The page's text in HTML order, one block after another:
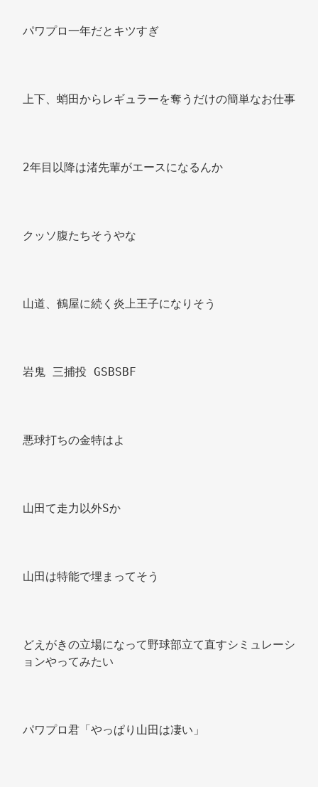
パワプロ一年だとキツすぎ
2年目以降は渚先輩がエースになるんか
クッソ腹たちそうやな
山道、鶴屋に続く炎上王子になりそう
岩鬼 三捕投 GSBSBF
悪球打ちの金特はよ
山田て走力以外Sか
山田は特能で埋まってそう
どえがきの立場になって野球部立て直すシミュレーシ
ョンやってみたい
パワプロ君「やっぱり山田は凄い」